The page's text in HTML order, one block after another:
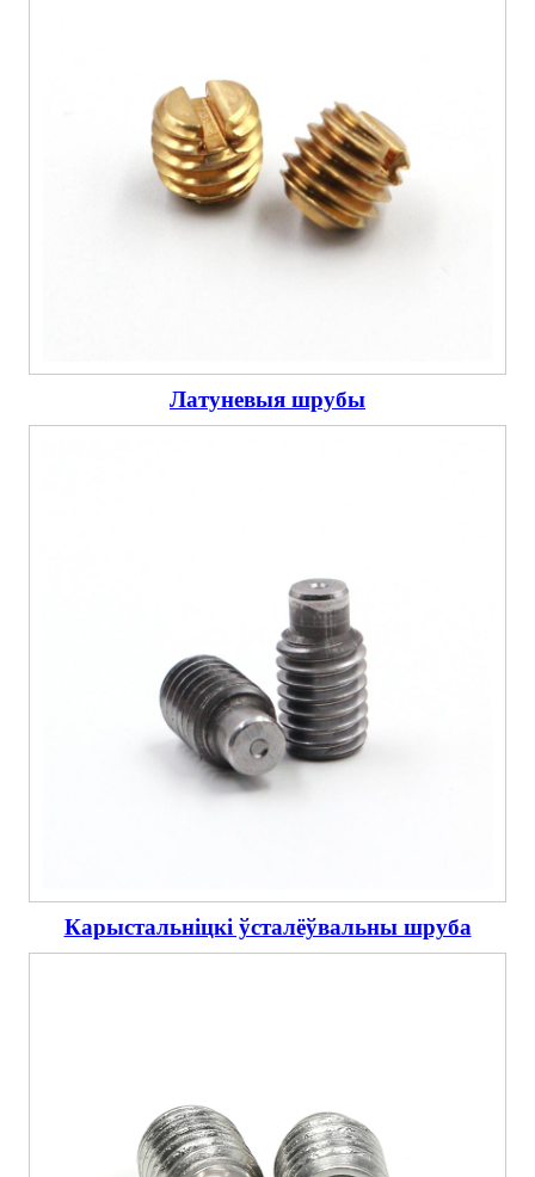
Латуневыя шрубы
Карыстальніцкі ўсталёўвальны шруба